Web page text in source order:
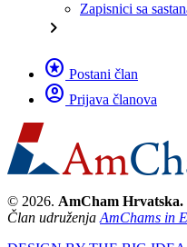
Zapisnici sa
chevron_right
stars Postani član
account_circle Prijava članova
© 2026. AmCham Hrvatska.
Član udruženja AmChams in